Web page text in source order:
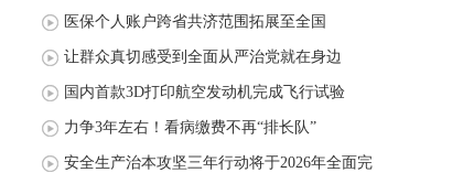
省共济范围拓展
航空发动机完成
医保个人账户跨省共济范围拓展至全国
让群众真切感受到全面从严治党就在身边
国内首款3D打印航空发动机完成飞行试验
力争3年左右！看病缴费不再“排长队”
安全生产治本攻坚三年行动将于2026年全面完